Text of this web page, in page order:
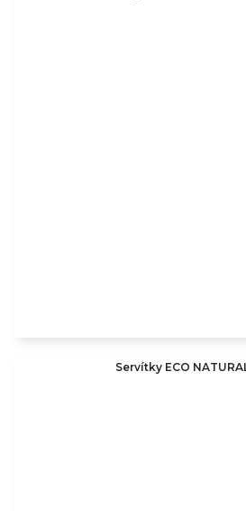
Servítky ECO